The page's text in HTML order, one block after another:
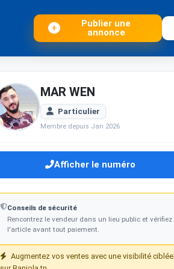
Publier une
annonce
MAR WEN
Particulier
Membre depuis Jan 2026
Afficher le numéro
Conseils de sécurité
Rencontrez le vendeur dans un lieu public et vérifiez
l'article avant tout paiement.
Augmentez vos ventes avec une visibilité ciblée